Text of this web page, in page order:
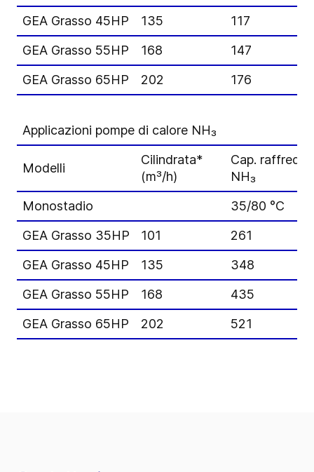
GEA Grasso 45HP
135
117
GEA Grasso 55HP
168
147
GEA Grasso 65HP
202 176
Applicazioni pompe di calore NH₃
Modelli
Cilindrata*
(m³/h)
Cap.
NH₃
Monostadio
35/80 °C
GEA Grasso 35HP
101
261
GEA Grasso 45HP
135
348
GEA Grasso 55HP
168
435
GEA Grasso 65HP
202 521